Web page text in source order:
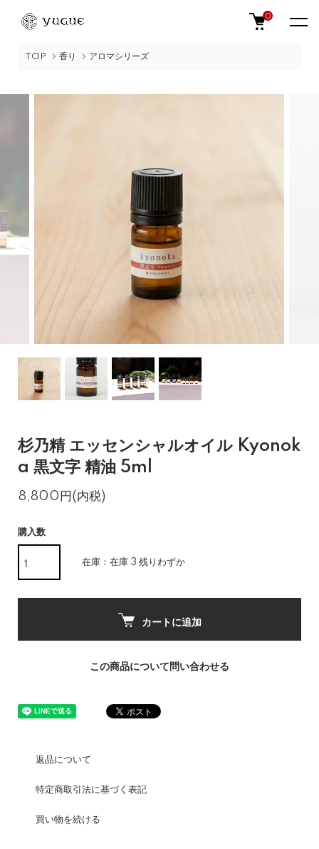
0
TOP 香り アロマシリーズ
杉乃精 エッセンシャルオイル Kyonok
a 黒文字 精油 5ml
8,800円(内税)
購入数
在庫：在庫 3 残りわずか
カートに追加
この商品について問い合わせる
返品について
特定商取引法に基づく表記
買い物を続ける